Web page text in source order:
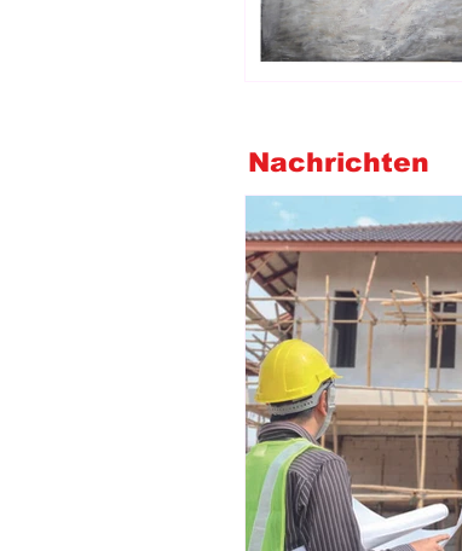
Nachrichten